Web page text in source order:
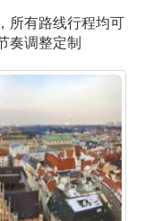
所有路线行程均可
奏调整定制